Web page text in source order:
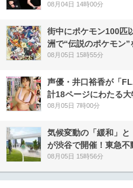
08月04日 14時00分
街中にポケモン100
洲で“伝説のポケモン”
08月05日 15時55分
声優・井口裕香が「
計18ページにわたる大
08月05日 7時00分
気候変動の「緩和」と
が渋谷で開催！東急
08月05日 15時56分